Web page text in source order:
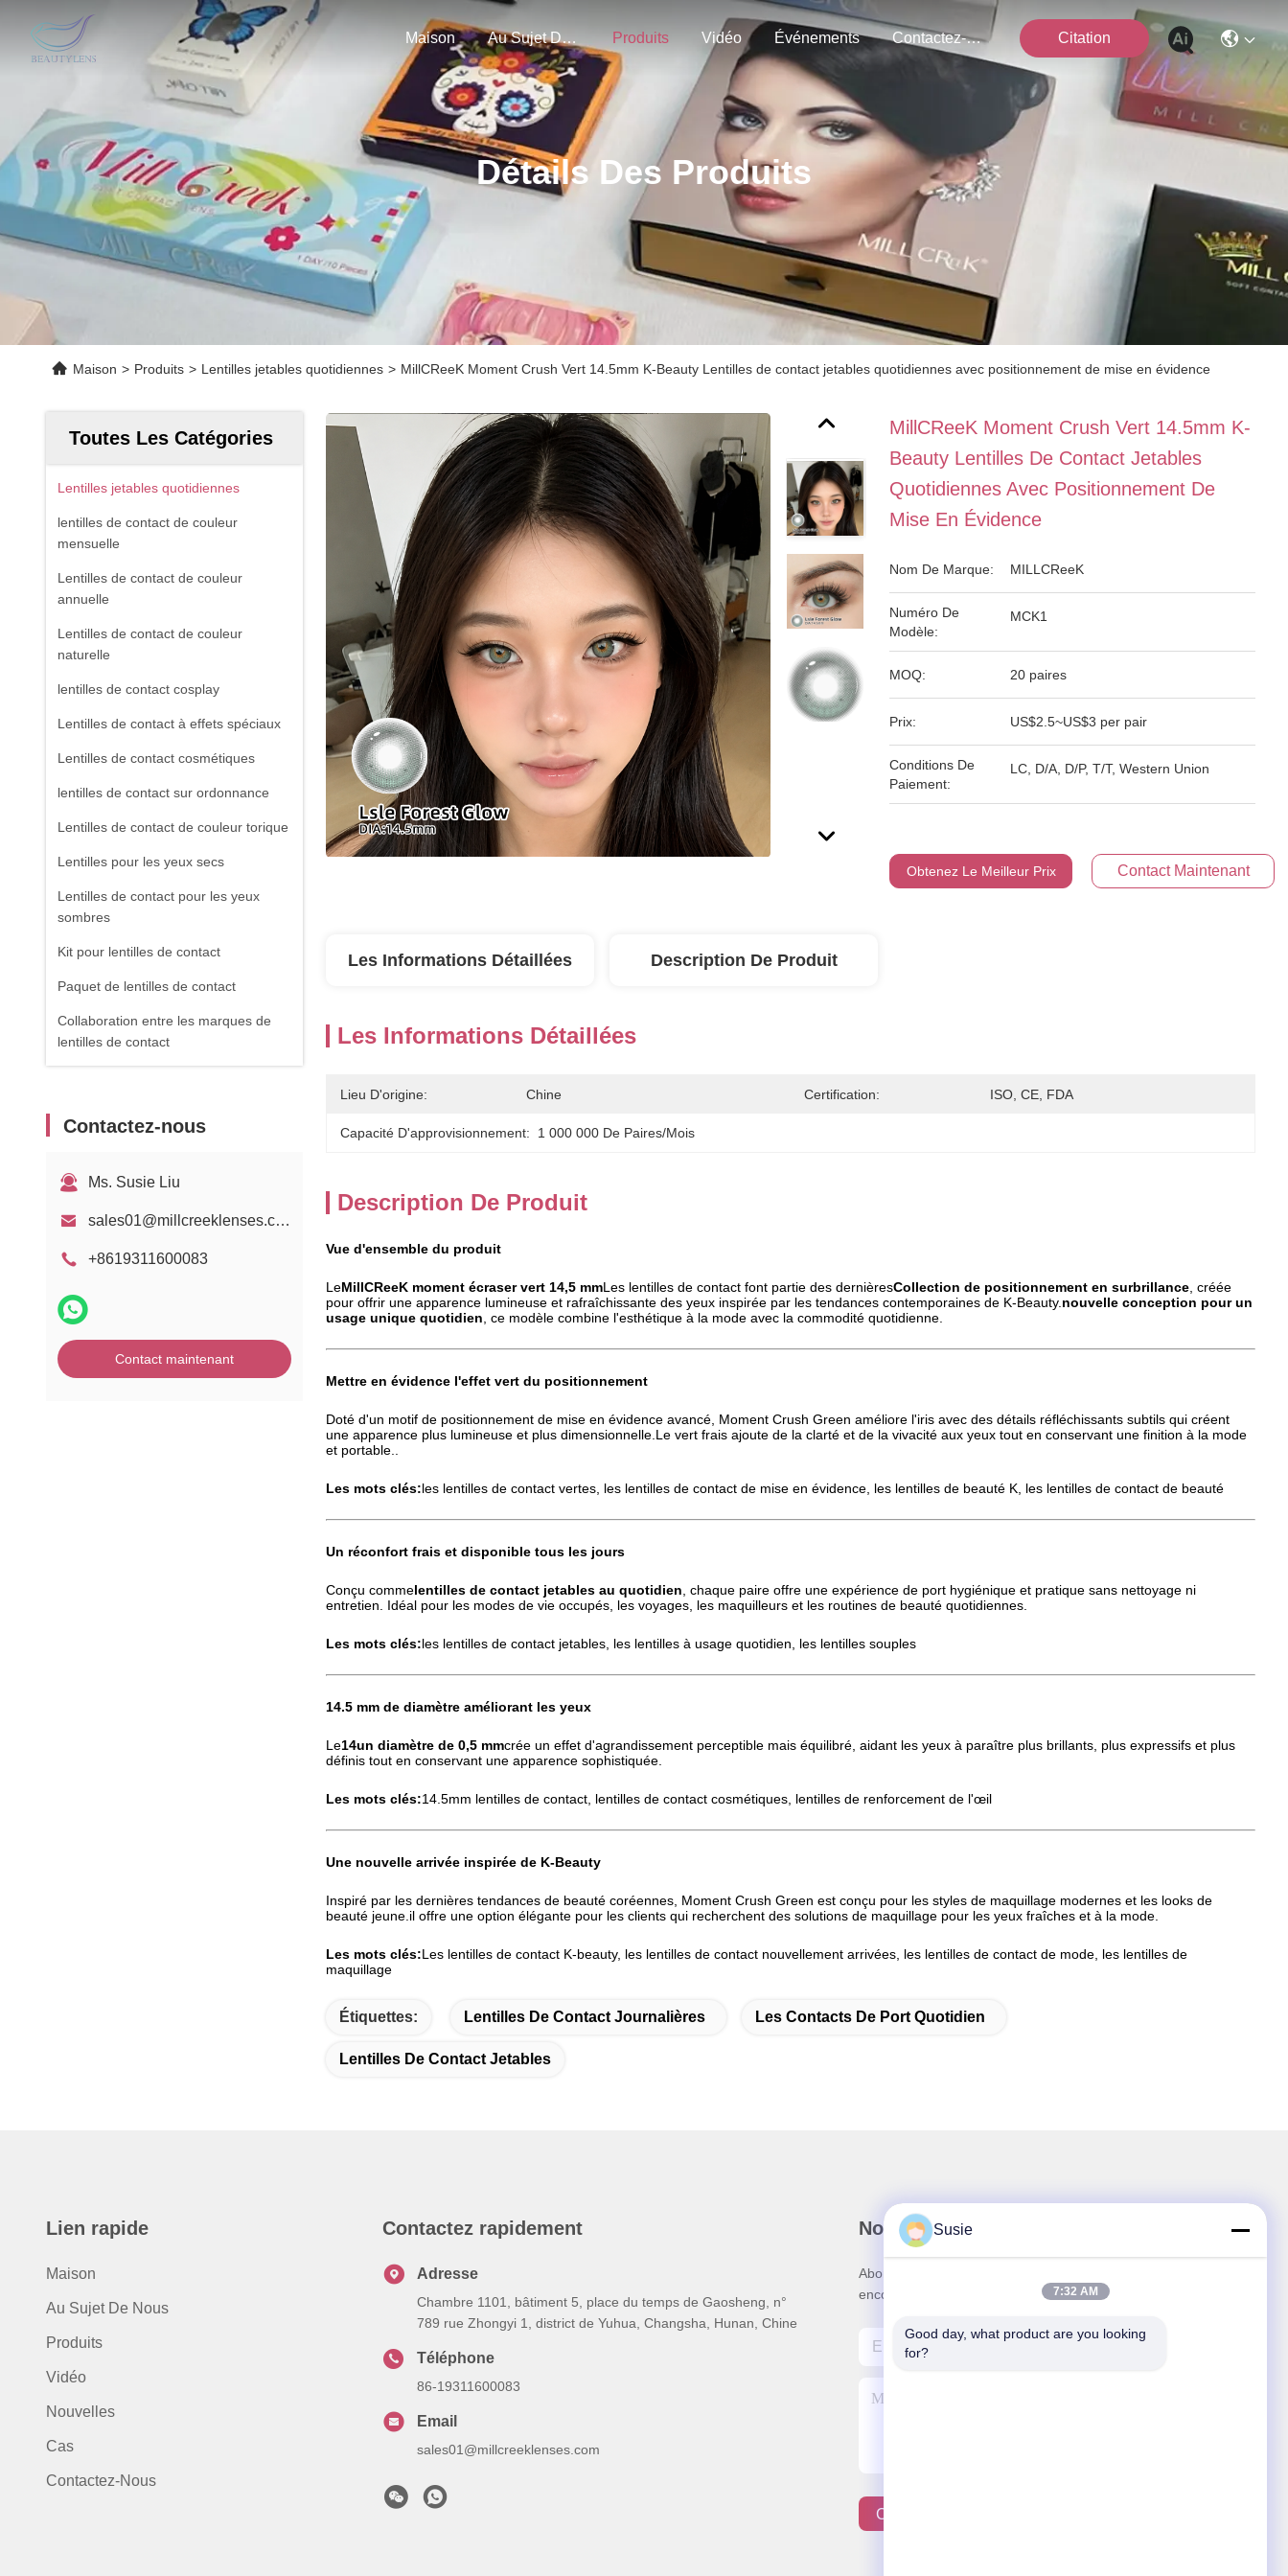
Maison Au Sujet De Nous Produits Vidéo Événements Contactez-Nous Citation
Détails Des Produits
Maison > Produits > Lentilles jetables quotidiennes > MillCReeK Moment Crush Vert 14.5mm K-Beauty Lentilles de contact jetables quotidiennes avec positionnement de mise en évidence
Toutes Les Catégories
Lentilles jetables quotidiennes
lentilles de contact de couleur
mensuelle
Lentilles de contact de couleur
annuelle
Lentilles de contact de couleur
naturelle
lentilles de contact cosplay
Lentilles de contact à effets spéciaux
Lentilles de contact cosmétiques
lentilles de contact sur ordonnance
Lentilles de contact de couleur torique
Lentilles pour les yeux secs
Lentilles de contact pour les yeux
sombres
Kit pour lentilles de contact
Paquet de lentilles de contact
Collaboration entre les marques de
lentilles de contact
Contactez-nous
Ms. Susie Liu
sales01@millcreeklenses.com
+8619311600083
Contact maintenant
MillCReeK Moment Crush Vert 14.5mm K-
Beauty Lentilles De Contact Jetables
Quotidiennes Avec Positionnement De
Mise En Évidence
Nom De Marque: MILLCReeK
Numéro De
Modèle:
MCK1
MOQ: 20 paires
Prix: US$2.5~US$3 per pair
Conditions De
Paiement:
LC, D/A, D/P, T/T, Western Union
Obtenez Le Meilleur Prix Contact Maintenant
Les Informations Détaillées Description De Produit
Les Informations Détaillées
Lieu D'origine: Chine Certification: ISO, CE, FDA
Capacité D'approvisionnement: 1 000 000 De Paires/mois
Description De Produit
Vue d'ensemble du produit
LeMillCReeK moment écraser vert 14,5 mmLes lentilles de contact font partie des dernièresCollection de positionnement en surbrillance , créée
pour offrir une apparence lumineuse et rafraîchissante des yeux inspirée par les tendances contemporaines de K-Beauty. nouvelle conception pour un
usage unique quotidien , ce modèle combine l'esthétique à la mode avec la commodité quotidienne.
Mettre en évidence l'effet vert du positionnement
Doté d'un motif de positionnement de mise en évidence avancé, Moment Crush Green améliore l'iris avec des détails réfléchissants subtils qui créent
une apparence plus lumineuse et plus dimensionnelle.Le vert frais ajoute de la clarté et de la vivacité aux yeux tout en conservant une finition à la mode
et portable..
Les mots clés:les lentilles de contact vertes, les lentilles de contact de mise en évidence, les lentilles de beauté K, les lentilles de contact de beauté
Un réconfort frais et disponible tous les jours
Conçu commelentilles de contact jetables au quotidien , chaque paire offre une expérience de port hygiénique et pratique sans nettoyage ni
entretien. Idéal pour les modes de vie occupés, les voyages, les maquilleurs et les routines de beauté quotidiennes.
Les mots clés:les lentilles de contact jetables, les lentilles à usage quotidien, les lentilles souples
14.5 mm de diamètre améliorant les yeux
Le14un diamètre de 0,5 mmcrée un effet d'agrandissement perceptible mais équilibré, aidant les yeux à paraître plus brillants, plus expressifs et plus
définis tout en conservant une apparence sophistiquée.
Les mots clés:14.5mm lentilles de contact, lentilles de contact cosmétiques, lentilles de renforcement de l'œil
Une nouvelle arrivée inspirée de K-Beauty
Inspiré par les dernières tendances de beauté coréennes, Moment Crush Green est conçu pour les styles de maquillage modernes et les looks de
beauté jeune.il offre une option élégante pour les clients qui recherchent des solutions de maquillage pour les yeux fraîches et à la mode.
Les mots clés:Les lentilles de contact K-beauty, les lentilles de contact nouvellement arrivées, les lentilles de contact de mode, les lentilles de
maquillage
Étiquettes: Lentilles De Contact Journalières Les Contacts De Port Quotidien
Lentilles De Contact Jetables
Lien rapide
Maison
Au Sujet De Nous
Produits
Vidéo
Nouvelles
Cas
Contactez-Nous
Contactez rapidement
Adresse
Chambre 1101, bâtiment 5, place du temps de Gaosheng, n°
789 rue Zhongyi 1, district de Yuhua, Changsha, Hunan, Chine
Téléphone
86-19311600083
Email
sales01@millcreeklenses.com
Notre newsletter
Abonnez-vous à notre newsletter pour des réductions et plus
encore.
Contactez-Nous
Susie
7:32 AM
Good day, what product are you looking
for?